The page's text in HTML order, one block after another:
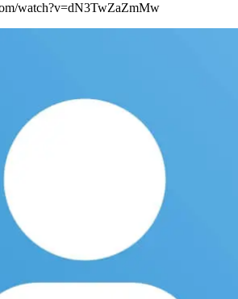
watch?v=dN3TwZaZmMw